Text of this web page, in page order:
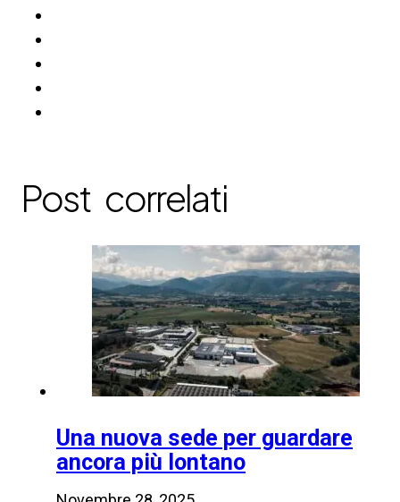
Post correlati
Una nuova sede per guardare
ancora più lontano